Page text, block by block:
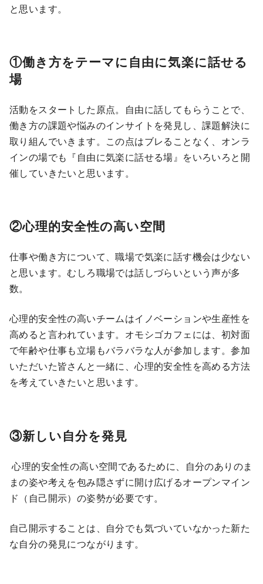
と思います。
①働き方をテーマに自由に気楽に話せる
場
活動をスタートした原点。自由に話してもらうことで、
働き方の課題や悩みのインサイトを発見し、課題解決に
取り組んでいきます。この点はブレることなく、オンラ
インの場でも『自由に気楽に話せる場』をいろいろと開
催していきたいと思います。
②心理的安全性の高い空間
仕事や働き方について、職場で気楽に話す機会は少ない
と思います。むしろ職場では話しづらいという声が多
数。
心理的安全性の高いチームはイノベーションや生産性を
高めると言われています。オモシゴカフェには、初対面
で年齢や仕事も立場もバラバラな人が参加します。参加
いただいた皆さんと一緒に、心理的安全性を高める方法
を考えていきたいと思います。
③新しい自分を発見
心理的安全性の高い空間であるために、自分のありのま
まの姿や考えを包み隠さずに開け広げるオープンマイン
ド（自己開示）の姿勢が必要です。
自己開示することは、自分でも気づいていなかった新た
な自分の発見につながります。